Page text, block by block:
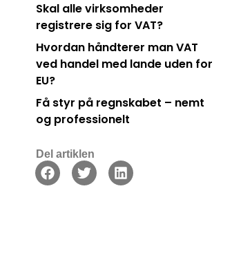
Skal alle virksomheder
registrere sig for VAT?
Hvordan håndterer man VAT
ved handel med lande uden for
EU?
Få styr på regnskabet – nemt
og professionelt
Del artiklen